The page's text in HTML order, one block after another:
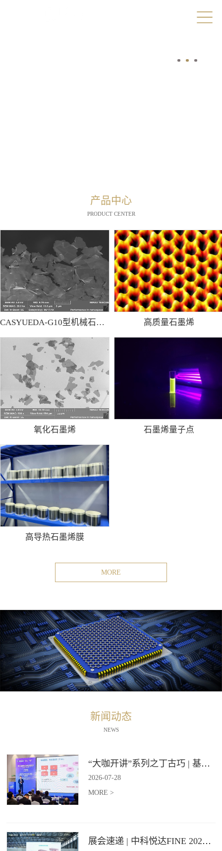
产品中心
PRODUCT CENTER
CASYUEDA-G10型机械石墨烯粉 高质量石墨烯
氧化石墨烯 石墨烯量子点
高导热石墨烯膜
MORE
新闻动态
NEWS
“大咖开讲”系列之丁古巧 | 基于石墨烯材料的纵向导热技术报告
2026-07-28
MORE >
展会速递 | 中科悦达FINE 2026 Day2精彩继续